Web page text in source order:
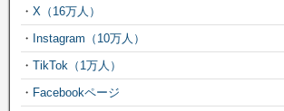
・ X（16万人）
・ Instagram（10万人）
・ TikTok（1万人）
・ Facebookページ